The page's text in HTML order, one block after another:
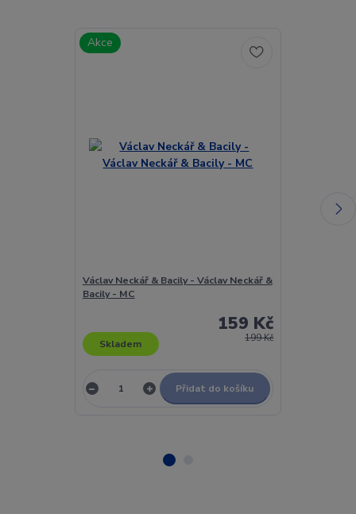
Akce
Václav Neckář & Bacily - Václav Neckář &
Bacily - MC
199 Kč
159 Kč
Skladem
Přidat do košíku